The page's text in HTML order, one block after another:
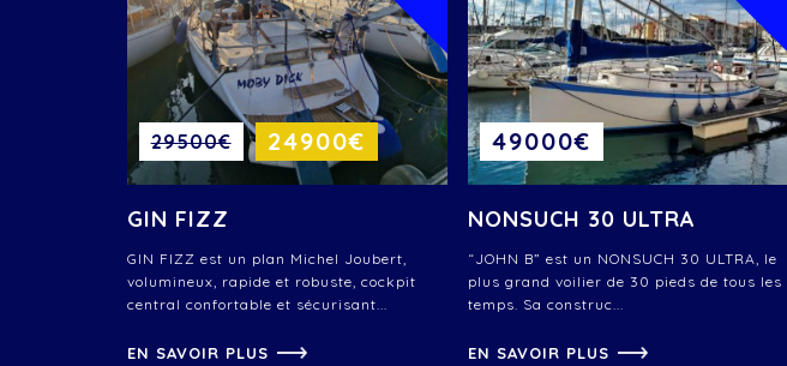
29500€ 24900€
GIN FIZZ
GIN FIZZ est un plan Michel Joubert,
volumineux, rapide et robuste, cockpit
central confortable et sécurisant...
EN SAVOIR PLUS
49000€
NONSUCH 30 ULTRA
“JOHN B” est un NONSUCH 30 ULTRA, le
plus grand voilier de 30 pieds de tous les
temps. Sa construc...
EN SAVOIR PLUS